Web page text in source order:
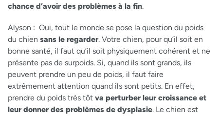
chance d’avoir des problèmes à la fin.
Alyson : Oui, tout le monde se pose la question du poids
du chien sans le regarder. Votre chien, pour qu’il soit en
bonne santé, il faut qu’il soit physiquement cohérent et ne
présente pas de surpoids. Si, quand ils sont grands, ils
peuvent prendre un peu de poids, il faut faire
extrêmement attention quand ils sont petits. En effet,
prendre du poids très tôt va perturber leur croissance et
leur donner des problèmes de dysplasie. Le chien est